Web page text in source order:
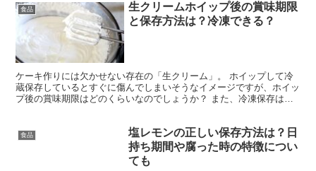
食品
生クリームホイップ後の賞味期限
と保存方法は？冷凍できる？
ケーキ作りには欠かせない存在の「生クリーム」。 ホイップして冷
蔵保存しているとすぐに傷んでしまいそうなイメージですが、ホイッ
プ後の賞味期限はどのくらいなのでしょうか？ また、冷凍保存は可
食品
塩レモンの正しい保存方法は？日
持ち期間や腐った時の特徴につい
ても